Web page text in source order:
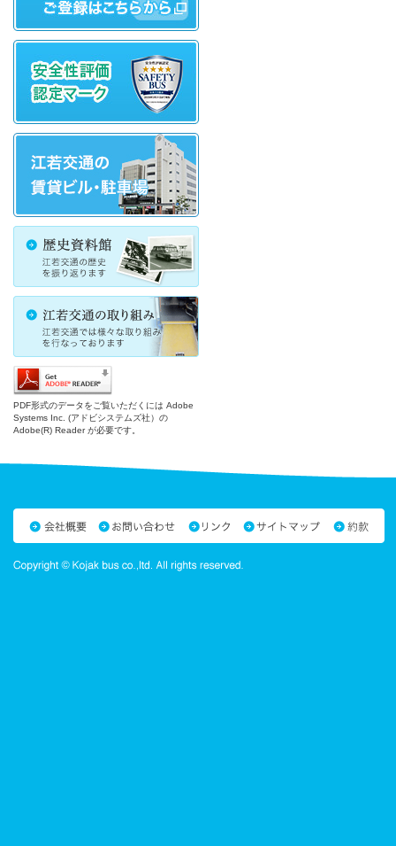
PDF形式のデータをご覧いただくには Adobe
Systems Inc. (アドビシステムズ社）の
Adobe(R) Reader が必要です。